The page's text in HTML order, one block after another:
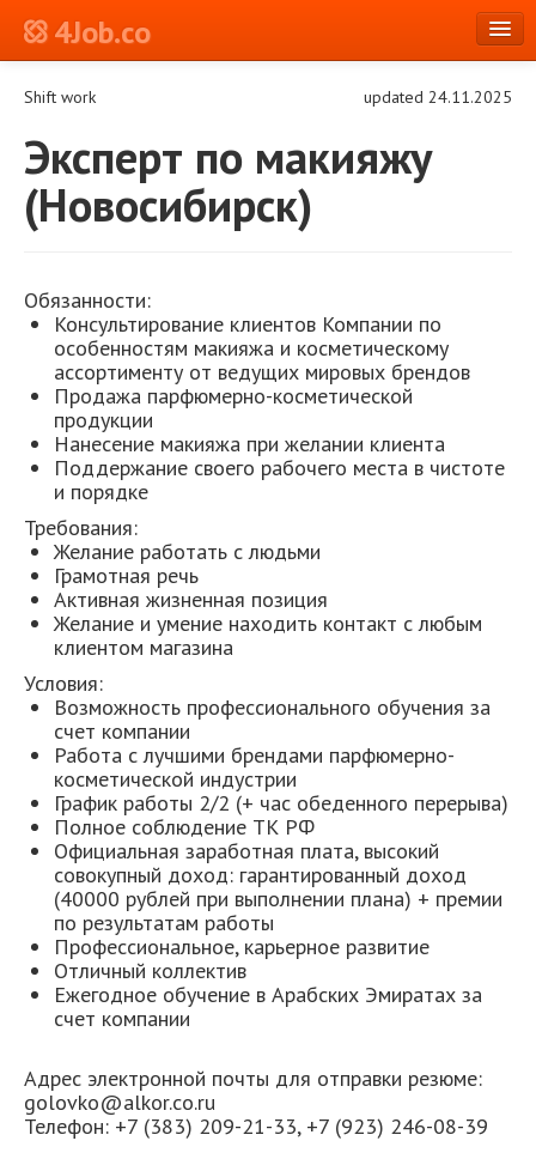
4Job.co
Shift work updated 24.11.2025
Эксперт по макияжу
(Новосибирск)
Обязанности:
Консультирование клиентов Компании по
особенностям макияжа и косметическому
ассортименту от ведущих мировых брендов
Продажа парфюмерно-косметической
продукции
Нанесение макияжа при желании клиента
Поддержание своего рабочего места в чистоте
и порядке
Требования:
Желание работать с людьми
Грамотная речь
Активная жизненная позиция
Желание и умение находить контакт с любым
клиентом магазина
Условия:
Возможность профессионального обучения за
счет компании
Работа с лучшими брендами парфюмерно-
косметической индустрии
График работы 2/2 (+ час обеденного перерыва)
Полное соблюдение ТК РФ
Официальная заработная плата, высокий
совокупный доход: гарантированный доход
(40000 рублей при выполнении плана) + премии
по результатам работы
Профессиональное, карьерное развитие
Отличный коллектив
Ежегодное обучение в Арабских Эмиратах за
счет компании
Адрес электронной почты для отправки резюме:
golovko@alkor.co.ru
Телефон: +7 (383) 209-21-33, +7 (923) 246-08-39